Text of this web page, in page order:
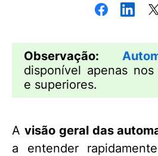
Observação:
disponível apenas
e superiores.
A visão geral das
a entender